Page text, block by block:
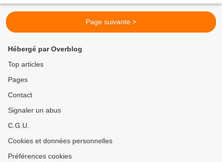
Page suivante >
Hébergé par Overblog
Top articles
Pages
Contact
Signaler un abus
C.G.U.
Cookies et données personnelles
Préférences cookies